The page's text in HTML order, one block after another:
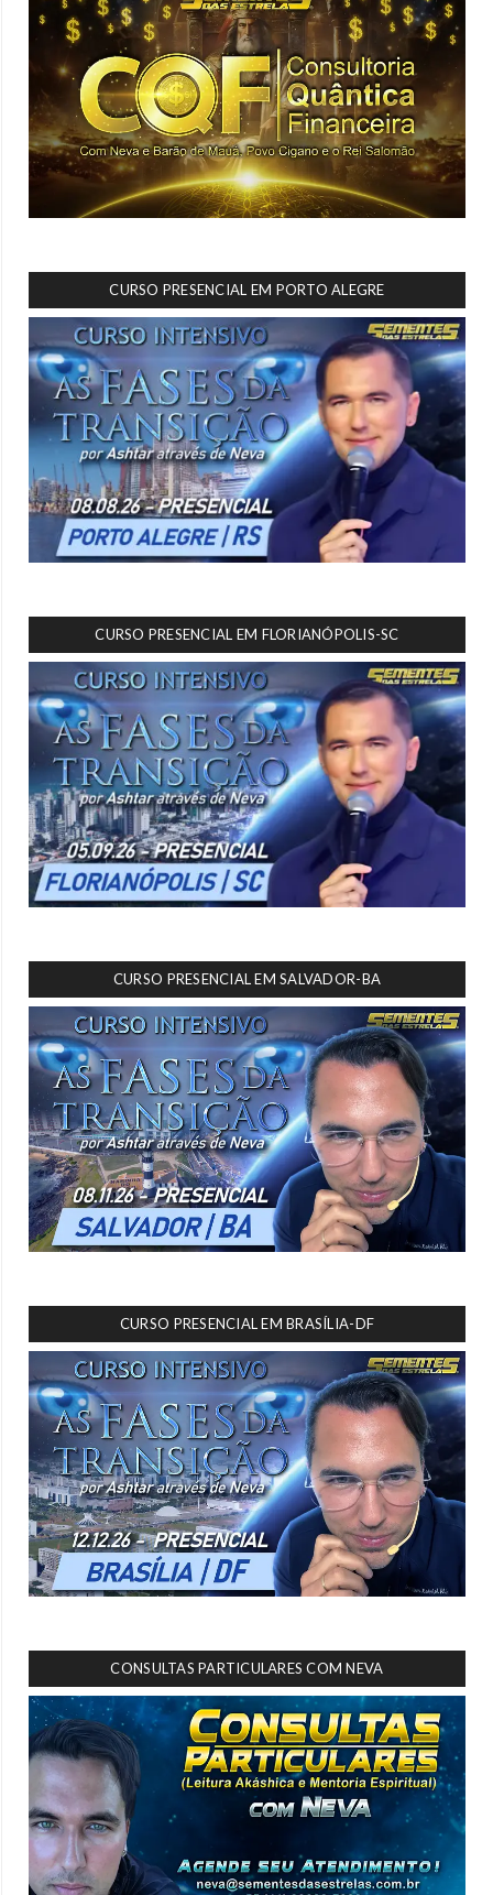
CURSO PRESENCIAL EM PORTO ALEGRE
CURSO PRESENCIAL EM FLORIANÓPOLIS-SC
CURSO PRESENCIAL EM SALVADOR-BA
CURSO PRESENCIAL EM BRASÍLIA-DF
CONSULTAS PARTICULARES COM NEVA